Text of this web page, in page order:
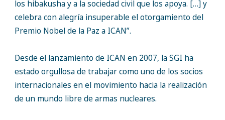
los hibakusha y a la sociedad civil que los apoya. […] y
celebra con alegría insuperable el otorgamiento del
Premio Nobel de la Paz a ICAN”.
Desde el lanzamiento de ICAN en 2007, la SGI ha
estado orgullosa de trabajar como uno de los socios
internacionales en el movimiento hacia la realización
de un mundo libre de armas nucleares.